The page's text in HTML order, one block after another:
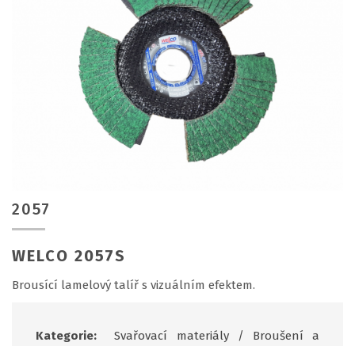
2057
WELCO 2057S
Brousící lamelový talíř s vizuálním efektem.
Kategorie: Svařovací materiály/
Broušení a